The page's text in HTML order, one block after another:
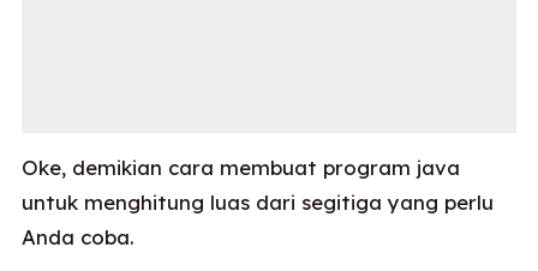
Oke, demikian cara membuat program java
untuk menghitung luas dari segitiga yang perlu
Anda coba.